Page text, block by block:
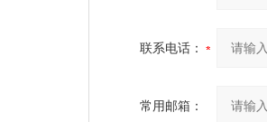
联系电话：
常用邮箱：